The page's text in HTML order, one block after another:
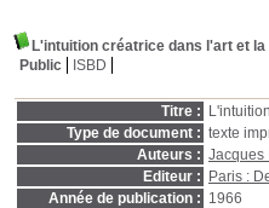
L'intuition créatrice dans l'art et la
Public
ISBD
Titre :
Type de document : texte
Auteurs : Jacques
Editeur :
Paris :
Année de publication : 1966